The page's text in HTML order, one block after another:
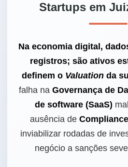
Startups em
Na economia digital,
registros; são ativos
definem o Valuationda
falha na Governança de
de software (SaaS)
ausência de
inviabilizar rodadas de
negócio a sanções